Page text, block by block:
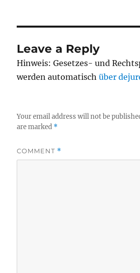
Leave a Reply
Hinweis: Gesetzes- und
werden automatischüber
Your email address will not be
are marked *
COMMENT *